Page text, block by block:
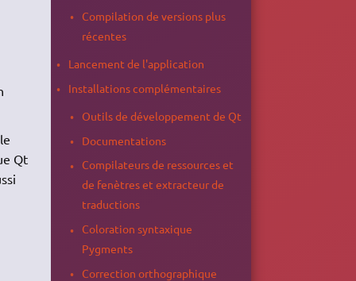
Qt
Compilation de versions plus
récentes
Lancement de l'application
Installations complémentaires
Outils de développement de Qt
Documentations
Compilateurs de ressources et
de fenètres et extracteur de
traductions
Coloration syntaxique
Pygments
Correction orthographique